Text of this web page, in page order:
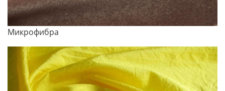
Микрофибра